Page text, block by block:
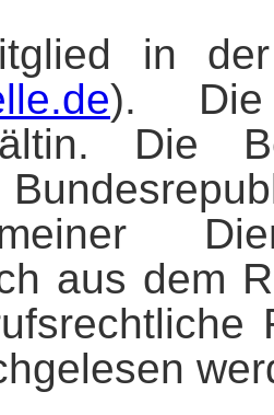
in der
). Die
Die
aus dem